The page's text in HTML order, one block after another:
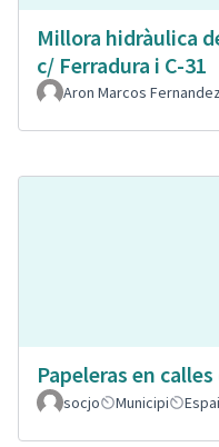
Millora hidràulica
c/ Ferradura i C-31
Aron Marcos Fernandez
Papeleras en
socjo
Municipi